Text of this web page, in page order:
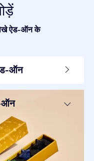
ऐड-ऑन के
ऑन
ऑन